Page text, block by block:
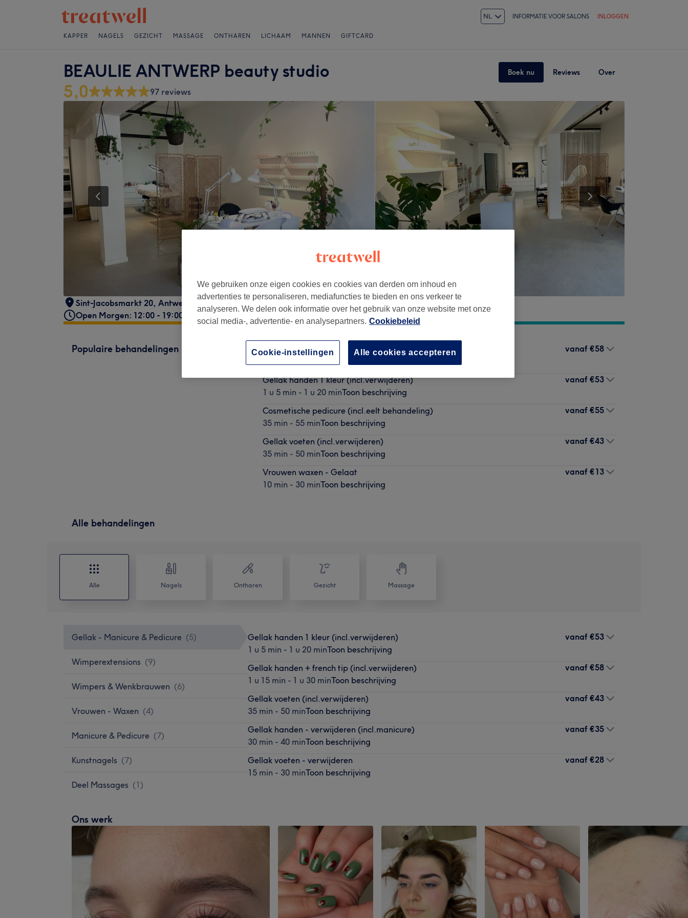
NL INFORMATIE VOOR SALONS INLOGGEN
KAPPER NAGELS GEZICHT MASSAGE ONTHAREN LICHAAM MANNEN GIFTCARD
BEAULIE ANTWERP beauty studio Boek nu Reviews Over
5,0 97 reviews
Sint-Jacobsmarkt 20, Antwerpen, 2000
Open Morgen: 12:00 - 19:00
Populaire behandelingen
BIAB nagelversteviging naturel (incl.verwijderen)
vanaf €58
Gellak handen 1 kleur (incl.verwijderen)
1 u 5 min - 1 u 20 minToon beschrijving
vanaf €53
Cosmetische pedicure (incl.eelt behandeling)
35 min - 55 minToon beschrijving
vanaf €55
Gellak voeten (incl.verwijderen)
35 min - 50 minToon beschrijving
vanaf €43
Vrouwen waxen - Gelaat
10 min - 30 minToon beschrijving
vanaf €13
Alle behandelingen
Alle Nagels Ontharen Gezicht Massage
Gellak - Manicure & Pedicure (5)
Wimperextensions (9)
Wimpers & Wenkbrauwen (6)
Vrouwen - Waxen (4)
Manicure & Pedicure (7)
Kunstnagels (7)
Deel Massages (1)
Gellak handen 1 kleur (incl.verwijderen)
1 u 5 min - 1 u 20 minToon beschrijving
vanaf €53
Gellak handen + french tip (incl.verwijderen)
1 u 15 min - 1 u 30 minToon beschrijving
vanaf €58
Gellak voeten (incl.verwijderen)
35 min - 50 minToon beschrijving
vanaf €43
Gellak handen - verwijderen (incl.manicure)
30 min - 40 minToon beschrijving
vanaf €35
Gellak voeten - verwijderen
15 min - 30 minToon beschrijving
vanaf €28
Ons werk
We gebruiken onze eigen cookies en cookies van derden om inhoud en
advertenties te personaliseren, mediafuncties te bieden en ons verkeer te
analyseren. We delen ook informatie over het gebruik van onze website met onze
social media-, advertentie- en analysepartners. Cookiebeleid
Alle cookies accepteren
Cookie-instellingen